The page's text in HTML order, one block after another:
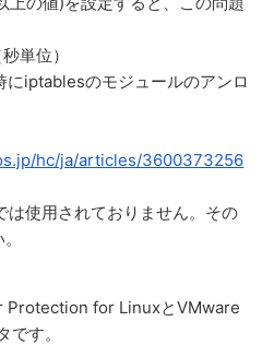
単位）
iptablesのモジュールのアンロ
hc/ja/articles/3600373256
使用されておりません。その
Protection for LinuxとVMware
す。